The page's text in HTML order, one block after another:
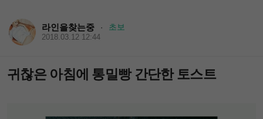
라인을찾는중 · 초보
2018.03.12 12:44
귀찮은 아침에 통밀빵 간단한 토스트